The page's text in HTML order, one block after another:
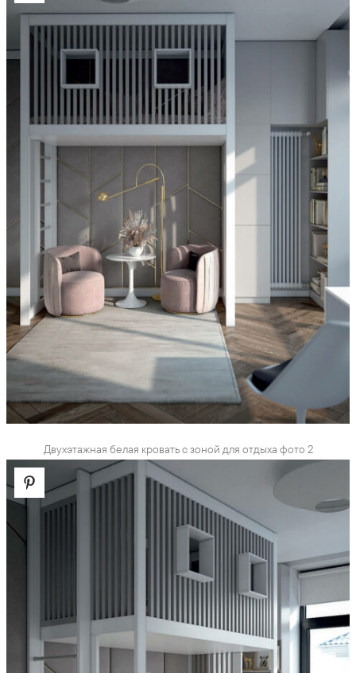
Двухэтажная белая кровать с зоной для отдыха фото 2